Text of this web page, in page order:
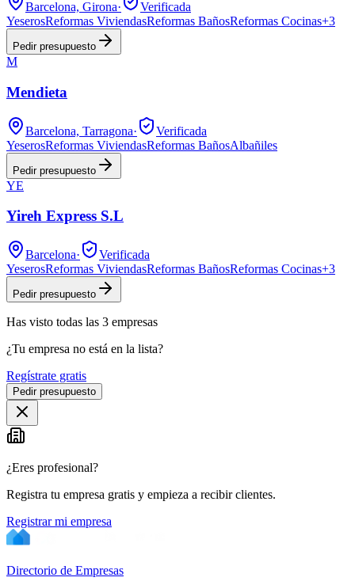
Barcelona, Girona·
Verificada
YeserosReformas ViviendasReformas BañosReformas Cocinas+3
Pedir presupuesto
M
Mendieta
Barcelona, Tarragona·
Verificada
YeserosReformas ViviendasReformas BañosAlbañiles
Pedir presupuesto
YE
Yireh Express S.L
Barcelona·
Verificada
YeserosReformas ViviendasReformas BañosReformas Cocinas+3
Pedir presupuesto
Has visto todas las 3 empresas
¿Tu empresa no está en la lista?
Regístrate gratis
Pedir presupuesto
¿Eres profesional?
Registra tu empresa gratis y empieza a recibir clientes.
Registrar mi empresa
Directorio de Empresas